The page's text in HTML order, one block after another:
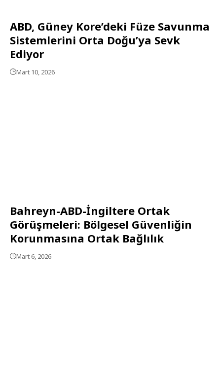
ABD, Güney Kore’deki Füze Savunma
Sistemlerini Orta Doğu’ya Sevk
Ediyor
Mart 10, 2026
Bahreyn-ABD-İngiltere Ortak
Görüşmeleri: Bölgesel Güvenliğin
Korunmasına Ortak Bağlılık
Mart 6, 2026